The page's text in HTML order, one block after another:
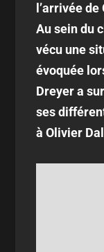
l’arrivée
Au sein du
vécu une
évoquée
Dreyer a
ses
à Olivier